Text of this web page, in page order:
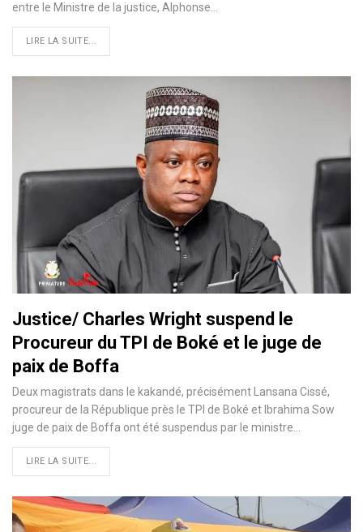
entre le Ministre de la justice, Alphonse…
LIRE LA SUITE...
Justice/ Charles Wright suspend le
Procureur du TPI de Boké et le juge de
paix de Boffa
Deux magistrats dans le kakandé, précisément Lansana Cissé,
procureur de la République près le TPI de Boké et Ibrahima Sow
juge de paix de Boffa ont été suspendus par le ministre…
LIRE LA SUITE...